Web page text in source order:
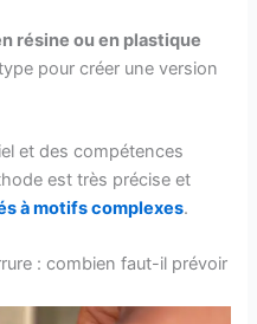
résine ou en plastique
pour créer une version
et des compétences
est très précise et
à motifs complexes.
: combien faut-il prévoir